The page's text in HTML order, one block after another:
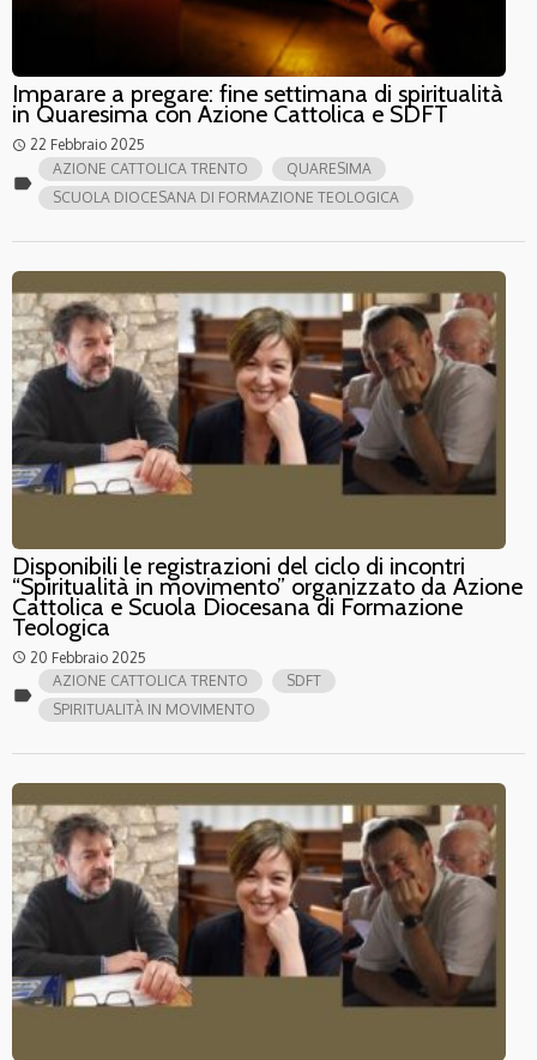
Imparare a pregare: fine settimana di spiritualità
in Quaresima con Azione Cattolica e SDFT
access_time 22 Febbraio 2025
label
AZIONE CATTOLICA TRENTO
QUARESIMA
SCUOLA DIOCESANA DI FORMAZIONE TEOLOGICA
Disponibili le registrazioni del ciclo di incontri
“Spiritualità in movimento” organizzato da Azione
Cattolica e Scuola Diocesana di Formazione
Teologica
access_time 20 Febbraio 2025
label
AZIONE CATTOLICA TRENTO
SDFT
SPIRITUALITÀ IN MOVIMENTO